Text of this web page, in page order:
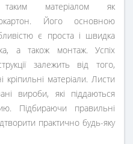
матеріалом як
Його основною
є проста і швидка
а також монтаж. Успіх
залежить від того,
кріпильні матеріали. Листи
вироби, які піддаються
Підбираючи правильні
практично будь-яку